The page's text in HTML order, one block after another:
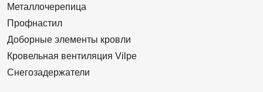
1
Металлочерепица
Профнастил
Доборные элементы кровли
Кровельная вентиляция Vilpe
Снегозадержатели